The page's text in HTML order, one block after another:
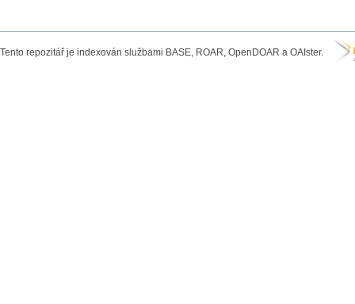
Tento repozitář je indexován službami BASE, ROAR, OpenDOAR a OAIster.